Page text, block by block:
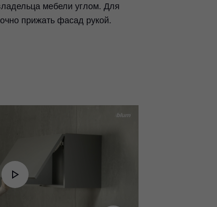
мебели углом. Для
прижать фасад рукой.
Play